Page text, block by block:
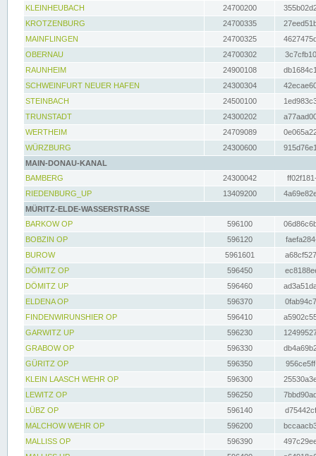
KLEINHEUBACH 24700200
KROTZENBURG
24700335
MAINFLINGEN
24700325
OBERNAU
24700302
RAUNHEIM
24900108
SCHWEINFURT NEUER HAFEN
24300304
STEINBACH
24500100
TRUNSTADT
24300202
WERTHEIM
24709089
WÜRZBURG
24300600
MAIN-DONAU-KANAL
BAMBERG
24300042
RIEDENBURG_UP
13409200
MÜRITZ-ELDE-WASSERSTRASSE
BARKOW OP
596100
BOBZIN OP
596120
BUROW
5961601
DÖMITZ OP
596450
DÖMITZ UP
596460
ELDENA OP
596370
FINDENWIRUNSHIER OP
596410
GARWITZ UP
596230
GRABOW OP
596330
GÜRITZ OP
596350
KLEIN LAASCH WEHR OP
596300
LEWITZ OP
596250
LÜBZ OP
596140
MALCHOW WEHR OP
596200
MALLISS OP
596390